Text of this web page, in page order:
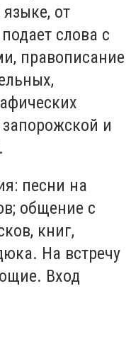
от
слова с
правописание
и
песни на
общение с
книг,
На встречу
Вход